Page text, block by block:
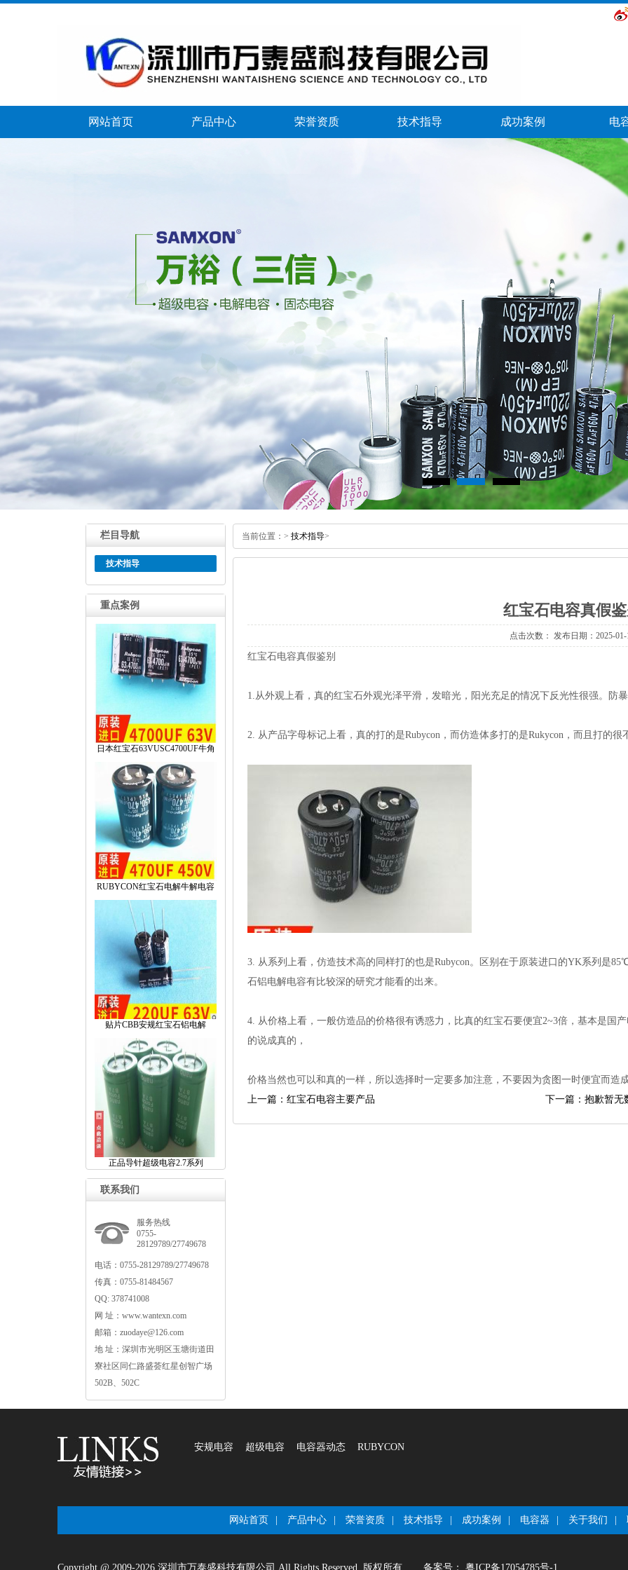
网站首页 产品中心 荣誉资质 技术指导 成功案例 电
栏目导航
技术指导
重点案例
日本红宝石63VUSC4700UF牛角
RUBYCON红宝石电解牛解电容
贴片CBB安规红宝石铝电解
正品导针超级电容2.7系列
联系我们
服务热线
0755-
28129789/27749678
电话：0755-28129789/27749678
传真：0755-81484567
QQ:378741008
网址：www.wantexn.com
邮箱：zuodaye@126.com
地址：深圳市光明区玉塘街道田
寮社区同仁路盛荟红星创智广场
502B、502C
当前位置： > 技术指导>
红宝石电容真假
点击次数： 发布日期：2025-01-
红宝石电容真假鉴别
1.从外观上看，真的红宝石外观光泽平滑，发暗光，阳光充足的情况下反光性很强。防
2.从产品字母标记上看，真的打的是Rubycon，而仿造体多打的是Rukycon，而且打的
3.从系列上看，仿造技术高的同样打的也是Rubycon。区别在于原装进口的YK系列是
石铝电解电容有比较深的研究才能看的出来。
4.从价格上看，一般仿造品的价格很有诱惑力，比真的红宝石要便宜2~3倍，基本是国
的说成真的，
价格当然也可以和真的一样，所以选择时一定要多加注意，不要因为贪图一时便宜而造
上一篇：红宝石电容主要产品
下一篇：抱歉暂无
安规电容 超级电容 电容器动态 RUBYCON
网站首页 产品中心 荣誉资质 技术指导 成功案例 电容器 关于我们
Copyright@2009-2026深圳市万泰盛科技有限公司AllRightsReserved.版权所有 备案号： 粤ICP备17054785号-1